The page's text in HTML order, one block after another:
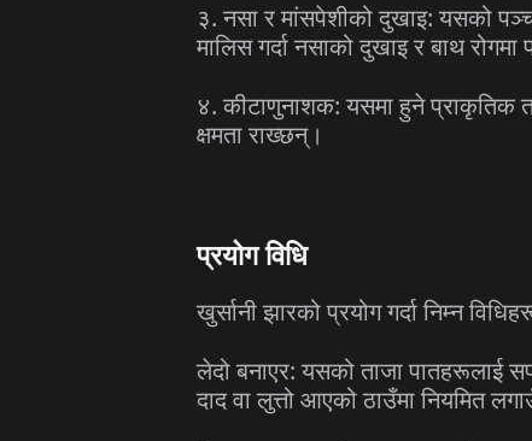
३. नसा र मांसपेशीको दुखाइ: यसको
मालिस गर्दा नसाको दुखाइ र बाथ रोगमा
४. कीटाणुनाशक: यसमा हुने प्राकृतिक
क्षमता राख्छन्।
प्रयोग विधि
खुर्सानी झारको प्रयोग गर्दा निम्न
लेदो बनाएर: यसको ताजा पातहरूलाई
दाद वा लुत्तो आएको ठाउँमा नियमित